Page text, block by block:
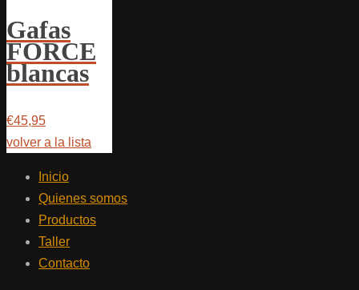
Gafas
FORCE
blancas
€45,95
volver a la lista
Inicio
Quienes somos
Productos
Taller
Contacto